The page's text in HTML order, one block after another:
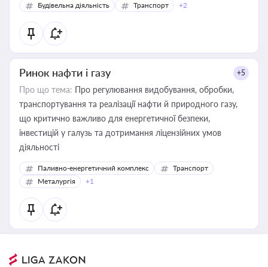
Будівельна діяльність
Транспорт +2
Ринок нафти і газу +5
Про що тема: Про регулювання видобування, обробки,
транспортування та реалізації нафти й природного газу,
що критично важливо для енергетичної безпеки,
інвестицій у галузь та дотримання ліцензійних умов
діяльності
Паливно-енергетичний комплекс
Транспорт
Металургія
+1